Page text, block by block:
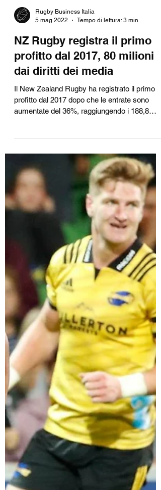
Rugby Business Italia
5 mag 2022
Tempo di lettura: 3 min
dai diritti dei media
Il New Zealand Rugby ha registrato il primo
profitto dal 2017 dopo che le entrate sono
aumentate del 36%, raggiungendo i 188,8
milioni di...